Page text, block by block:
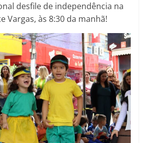
desfile de independência na
Vargas, às 8:30 da manhã!